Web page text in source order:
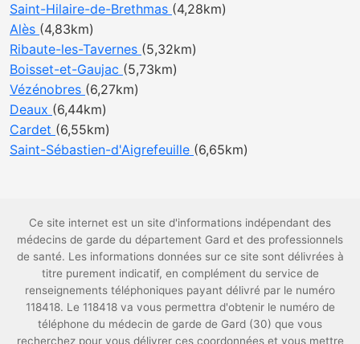
Saint-Hilaire-de-Brethmas (4,28km)
Alès (4,83km)
Ribaute-les-Tavernes (5,32km)
Boisset-et-Gaujac (5,73km)
Vézénobres (6,27km)
Deaux (6,44km)
Cardet (6,55km)
Saint-Sébastien-d'Aigrefeuille (6,65km)
Ce site internet est un site d'informations indépendant des
médecins de garde du département Gard et des professionnels
de santé. Les informations données sur ce site sont délivrées à
titre purement indicatif, en complément du service de
renseignements téléphoniques payant délivré par le numéro
118418. Le 118418 va vous permettra d'obtenir le numéro de
téléphone du médecin de garde de Gard (30) que vous
recherchez pour vous délivrer ces coordonnées et vous mettre